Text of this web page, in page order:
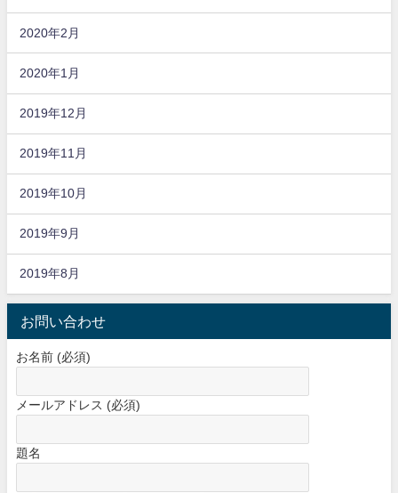
2020年2月
2020年1月
2019年12月
2019年11月
2019年10月
2019年9月
2019年8月
お問い合わせ
お名前 (必須)
メールアドレス (必須)
題名